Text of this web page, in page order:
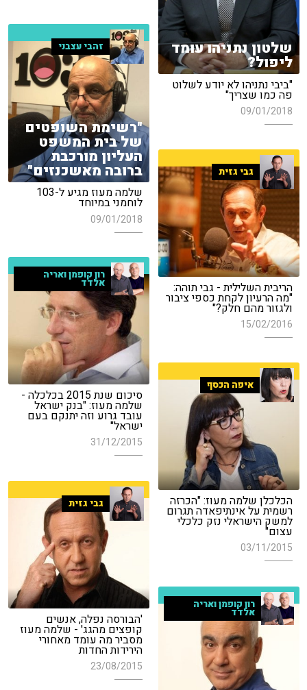
שלטון נתניהו עומד
ליפול?
"ביבי נתניהו לא יודע לשלוט
פה כמו שצריך"
09/01/2018
זהבי עצבני
"רשימת השופטים
של בית המשפט
העליון מורכבת
ברובה מאשכנזים"
שלמה מעוז מגיע ל-103
לוחמני במיוחד
09/01/2018
גבי גזית
הריבית השלילית - גבי תוהה:
"מה הרעיון לקחת כספי ציבור
ולגזור מהם חלק?"
15/02/2016
רון קופמן ואריה
אלדד
סיכום שנת 2015 בכלכלה -
שלמה מעוז: "בנק ישראל
עובד גרוע וזה יתנקם בעם
ישראל"
31/12/2015
איפה הכסף
הכלכלן שלמה מעוז: "הכרזה
רשמית על אינתיפאדה תגרום
למשק הישראלי נזק כלכלי
עצום"
03/11/2015
גבי גזית
'הבורסה נפלה, אנשים
קופצים מהגג' - שלמה מעוז
מסביר מה עומד מאחורי
הירידות החדות
23/08/2015
רון קופמן ואריה
אלדד